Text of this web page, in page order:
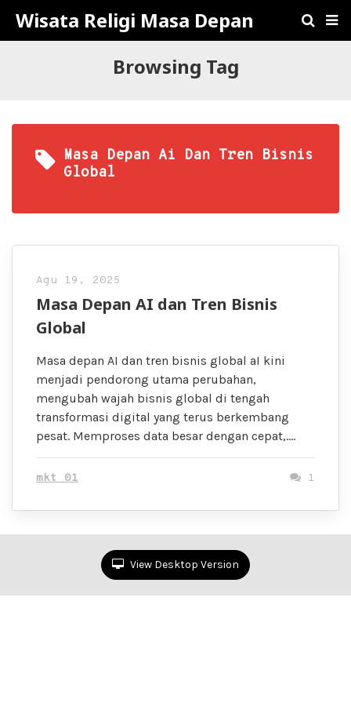
Wisata Religi Masa Depan
Browsing Tag
Masa Depan Ai Dan Tren Bisnis
Global
Agu 19, 2025
Masa Depan AI dan Tren Bisnis
Global
Masa depan AI dan tren bisnis global aI kini
menjadi pendorong utama perubahan,
mengubah wajah bisnis global di tengah
transformasi digital yang terus berkembang
pesat. Memproses data besar dengan cepat,….
mkt 01 1
View Desktop Version